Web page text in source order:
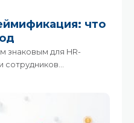
что
знаковым для HR-
сотрудников
Он стал
примечательное,